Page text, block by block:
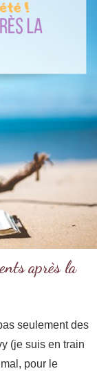
après la
seulement des
(je suis en train
pour le